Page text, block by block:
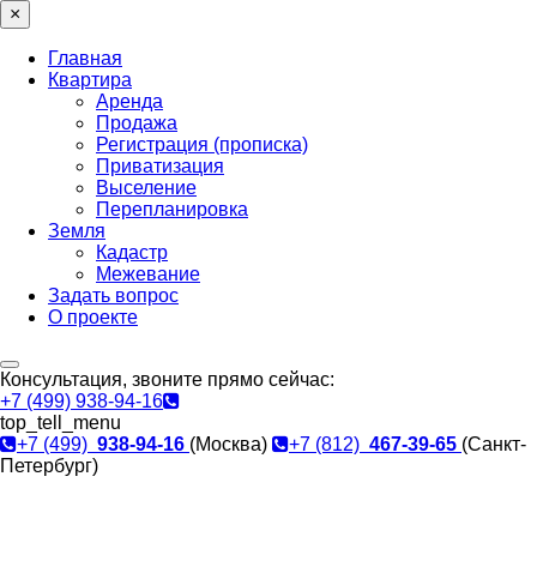
×
Главная
Квартира
Аренда
Продажа
Регистрация (прописка)
Приватизация
Выселение
Перепланировка
Земля
Кадастр
Межевание
Задать вопрос
О проекте
Консультация, звоните прямо сейчас:
+7 (499) 938-94-16
top_tell_menu
+7 (499) 938-94-16 (Москва) +7 (812) 467-39-65 (Санкт-
Петербург)